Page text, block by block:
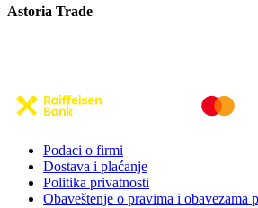
Astoria Trade
Podaci o firmi
Dostava i plaćanje
Politika privatnosti
Obaveštenje o pravima i obavezama